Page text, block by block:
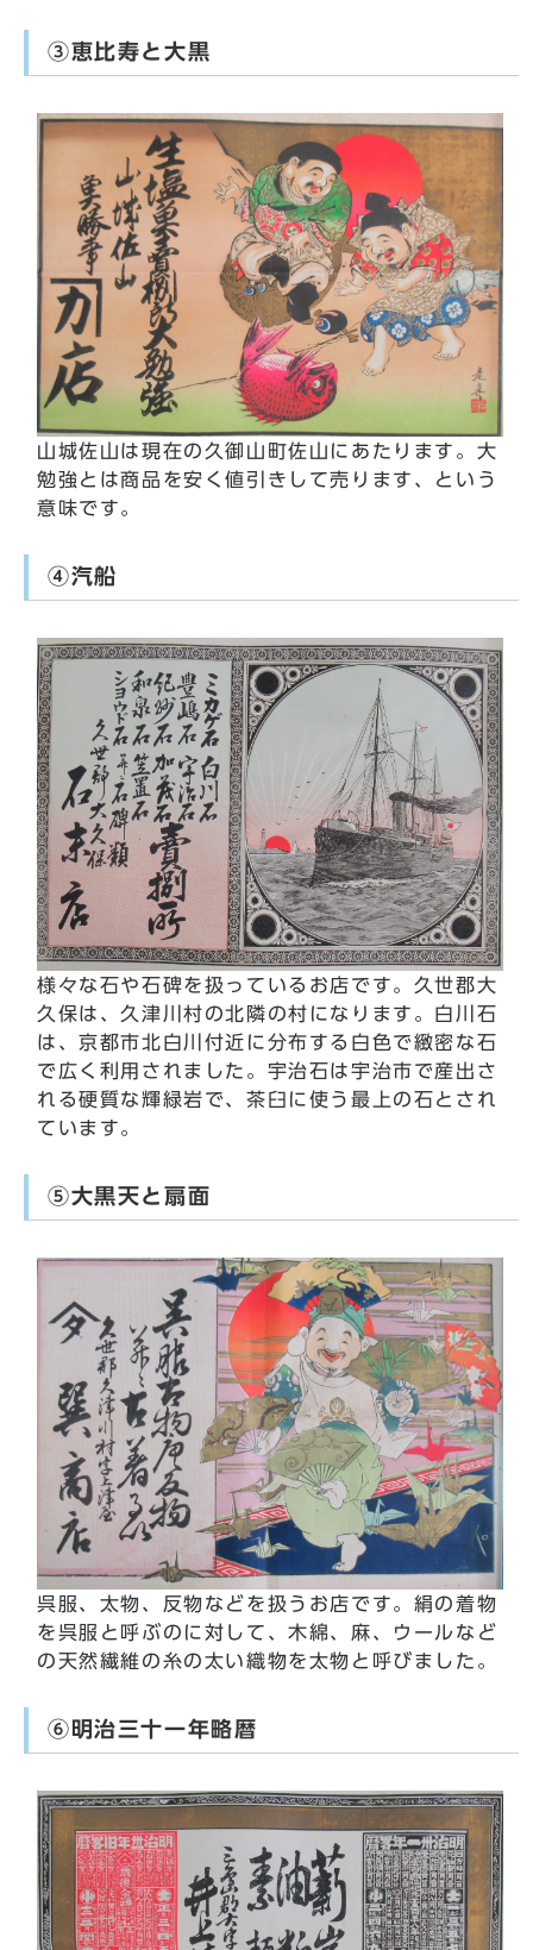
③恵比寿と大黒
山城佐山は現在の久御山町佐山にあたります。大
勉強とは商品を安く値引きして売ります、という
意味です。
④汽船
様々な石や石碑を扱っているお店です。久世郡大
久保は、久津川村の北隣の村になります。白川石
は、京都市北白川付近に分布する白色で緻密な石
で広く利用されました。宇治石は宇治市で産出さ
れる硬質な輝緑岩で、茶臼に使う最上の石とされ
ています。
⑤大黒天と扇面
呉服、太物、反物などを扱うお店です。絹の着物
を呉服と呼ぶのに対して、木綿、麻、ウールなど
の天然繊維の糸の太い織物を太物と呼びました。
⑥明治三十一年略暦